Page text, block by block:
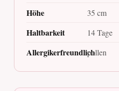
Höhe 35 cm
Haltbarkeit 14 Tage
Allergikerfreundlichpollen